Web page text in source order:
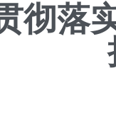
彻落